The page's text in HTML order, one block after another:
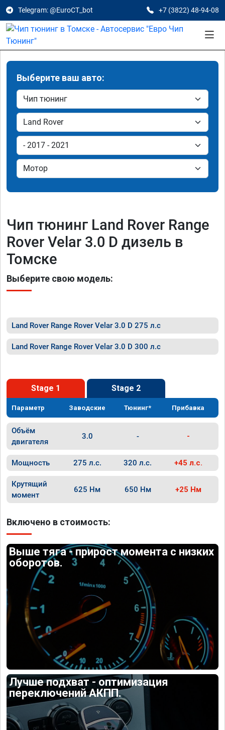
Telegram: @EuroCT_bot +7 (3822) 48-94-08
Выберите ваш авто:
Чип тюнинг Land Rover Range
Rover Velar 3.0 D дизель в
Томске
Выберите свою модель:
Land Rover Range Rover Velar 3.0 D 275 л.с
Land Rover Range Rover Velar 3.0 D 300 л.с
Stage 1 Stage 2
Параметр Заводские Тюнинг* Прибавка
Объём
двигателя
3.0 - -
Мощность 275 л.с. 320 л.с. +45 л.с.
Крутящий
момент
625 Нм 650 Нм +25 Нм
Включено в стоимость:
Выше тяга - прирост момента с низких
оборотов.
Лучше подхват - оптимизация
переключений АКПП.